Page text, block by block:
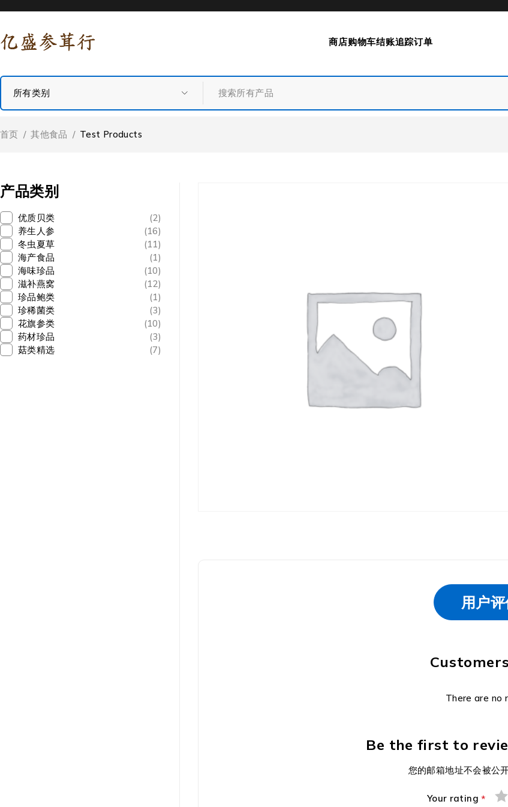
商店购物车结账追踪订单
首页 / 其他食品 / Test Products
产品类别
优质贝类
(2)
养生人参
(16)
冬虫夏草
(11)
海产食品
(1)
海味珍品
(10)
滋补燕窝
(12)
珍品鲍类
(1)
珍稀菌类
(3)
花旗参类
(10)
药材珍品
(3)
菇类精选
(7)
用户
There are no
Be the first to
您的邮箱地址不会被公开
Your rating*